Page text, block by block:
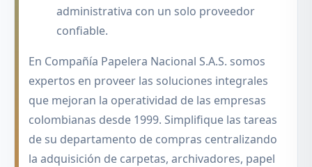
administrativa con un solo proveedor
confiable.
En Compañía Papelera Nacional S.A.S. somos
expertos en proveer las soluciones integrales
que mejoran la operatividad de las empresas
colombianas desde 1999. Simplifique las tareas
de su departamento de compras centralizando
la adquisición de carpetas, archivadores, papel